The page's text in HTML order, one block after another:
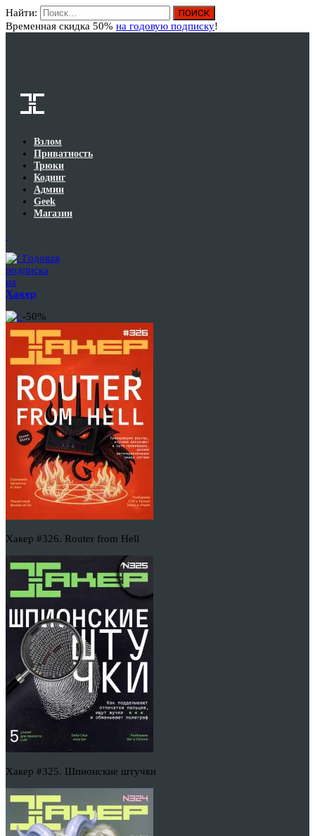
Найти:
Временная скидка 50% на годовую подписку!
Взлом
Приватность
Трюки
Кодинг
Админ
Geek
Магазин
Годовая
подписка
на
Хакер
-50%
Хакер #326. Router from Hell
Хакер #325. Шпионские штучки